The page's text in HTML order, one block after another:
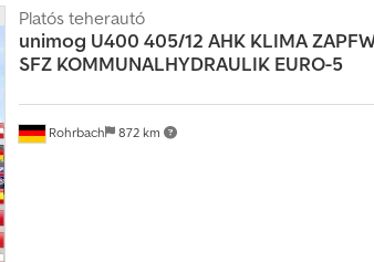
Rohrbach 872 km
Platós teherautó
unimog U400 405/12 AHK KLIMA
SFZ KOMMUNALHYDRAULIK EURO-5